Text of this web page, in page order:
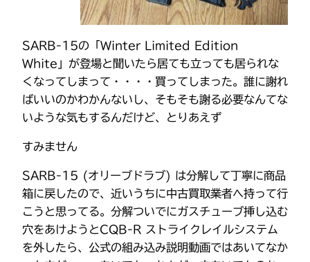
SARB-15の「Winter Limited Edition
White」が登場と聞いたら居ても立っても居られな
くなってしまって・・・・買ってしまった。誰に謝れ
ばいいのかわかんないし、そもそも謝る必要なんてな
いような気もするんだけど、とりあえず
すみません
SARB-15 (オリーブドラブ) は分解して丁寧に商品
箱に戻したので、近いうちに中古買取業者へ持って行
こうと思ってる。分解ついでにガスチューブ挿し込む
穴をあけようとCQB-R ストライクレイルシステム
を外したら、公式の組み込み説明動画ではあいてなか